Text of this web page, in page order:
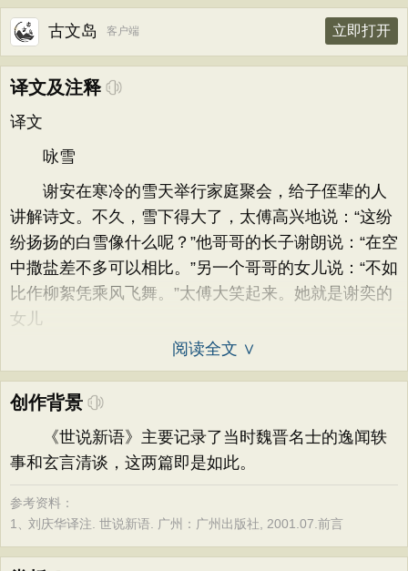
古文岛 客户端 立即打开
译文及注释
译文
咏雪
谢安在寒冷的雪天举行家庭聚会，给子侄辈的人
讲解诗文。不久，雪下得大了，太傅高兴地说：“这纷
纷扬扬的白雪像什么呢？”他哥哥的长子谢朗说：“在空
中撒盐差不多可以相比。”另一个哥哥的女儿说：“不如
比作柳絮凭乘风飞舞。”太傅大笑起来。她就是谢奕的
女儿
阅读全文 ∨
创作背景
《世说新语》主要记录了当时魏晋名士的逸闻轶
事和玄言清谈，这两篇即是如此。
参考资料：
1、刘庆华译注. 世说新语. 广州：广州出版社, 2001.07.前言